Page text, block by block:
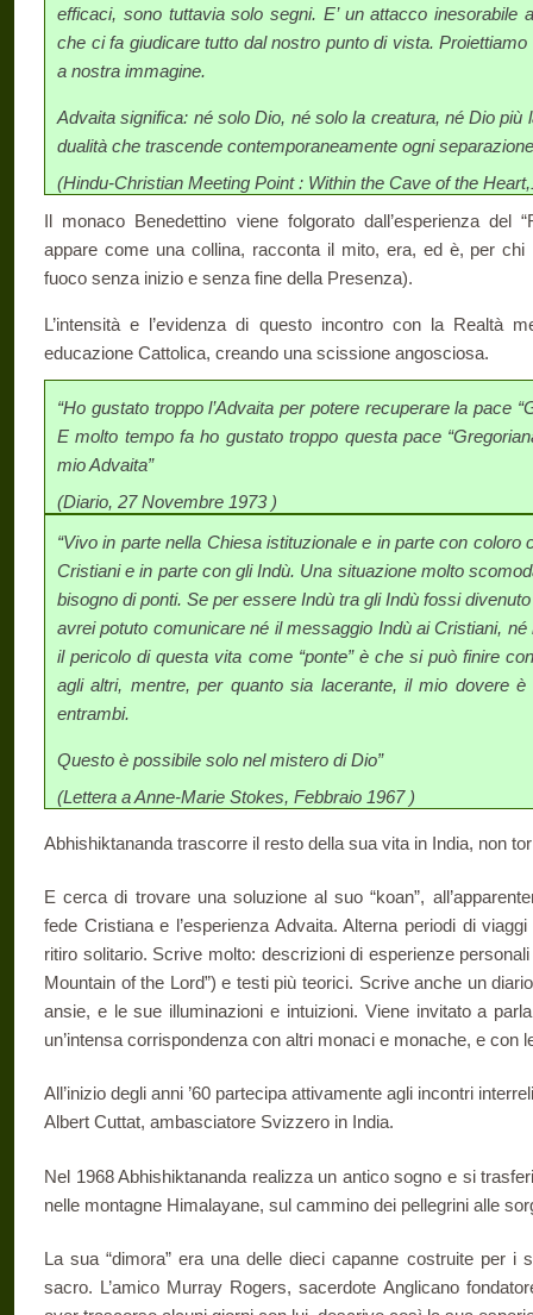
efficaci, sono tuttavia solo segni. E’ un attacco inesorabile
che ci fa giudicare tutto dal nostro punto di vista.
a nostra immagine.
Advaita significa: né solo Dio, né solo la creatura, né Dio più
dualità che trascende contemporaneamente ogni
(Hindu-Christian Meeting Point : Within the Cave of the
Il monaco Benedettino viene folgorato dall’esperienza del
appare come una collina, racconta il mito, era, ed è, per
fuoco senza inizio e senza fine della Presenza).
L’intensità e l’evidenza di questo incontro con la Realtà
educazione Cattolica, creando una scissione angosciosa.
“Ho gustato troppo l’Advaita per potere recuperare la pace
E molto tempo fa ho gustato troppo questa pace
mio Advaita”
(Diario, 27 Novembre 1973 )
“Vivo in parte nella Chiesa istituzionale e in parte con coloro
Cristiani e in parte con gli Indù. Una situazione molto
bisogno di ponti. Se per essere Indù tra gli Indù fossi
avrei potuto comunicare né il messaggio Indù ai Cristiani,
il pericolo di questa vita come “ponte” è che si può finire
agli altri, mentre, per quanto sia lacerante, il mio dovere
entrambi.
Questo è possibile solo nel mistero di Dio”
(Lettera a Anne-Marie Stokes, Febbraio 1967 )
Abhishiktananda trascorre il resto della sua vita in India, non
E cerca di trovare una soluzione al suo “koan”,
fede Cristiana e l’esperienza Advaita. Alterna periodi di
ritiro solitario. Scrive molto: descrizioni di esperienze
Mountain of the Lord”) e testi più teorici. Scrive anche un
ansie, e le sue illuminazioni e intuizioni. Viene invitato a
un’intensa corrispondenza con altri monaci e monache, e con
All’inizio degli anni ’60 partecipa attivamente agli incontri
Albert Cuttat, ambasciatore Svizzero in India.
Nel 1968 Abhishiktananda realizza un antico sogno e si
nelle montagne Himalayane, sul cammino dei pellegrini alle
La sua “dimora” era una delle dieci capanne costruite per i
sacro. L’amico Murray Rogers, sacerdote Anglicano